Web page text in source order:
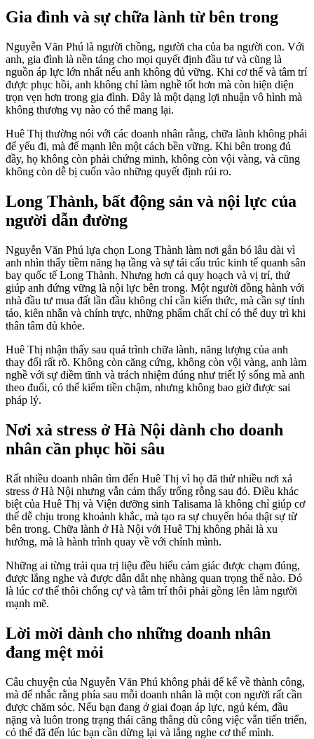
Gia đình và sự chữa lành từ bên trong
Nguyễn Văn Phú là người chồng, người cha của ba người con. Với
anh, gia đình là nền tảng cho mọi quyết định đầu tư và cũng là
nguồn áp lực lớn nhất nếu anh không đủ vững. Khi cơ thể và tâm trí
được phục hồi, anh không chỉ làm nghề tốt hơn mà còn hiện diện
trọn vẹn hơn trong gia đình. Đây là một dạng lợi nhuận vô hình mà
không thương vụ nào có thể mang lại.
Huê Thị thường nói với các doanh nhân rằng, chữa lành không phải
để yếu đi, mà để mạnh lên một cách bền vững. Khi bên trong đủ
đầy, họ không còn phải chứng minh, không còn vội vàng, và cũng
không còn dễ bị cuốn vào những quyết định rủi ro.
Long Thành, bất động sản và nội lực của
người dẫn đường
Nguyễn Văn Phú lựa chọn Long Thành làm nơi gắn bó lâu dài vì
anh nhìn thấy tiềm năng hạ tầng và sự tái cấu trúc kinh tế quanh sân
bay quốc tế Long Thành. Nhưng hơn cả quy hoạch và vị trí, thứ
giúp anh đứng vững là nội lực bên trong. Một người đồng hành với
nhà đầu tư mua đất lần đầu không chỉ cần kiến thức, mà cần sự tỉnh
táo, kiên nhẫn và chính trực, những phẩm chất chỉ có thể duy trì khi
thân tâm đủ khỏe.
Huê Thị nhận thấy sau quá trình chữa lành, năng lượng của anh
thay đổi rất rõ. Không còn căng cứng, không còn vội vàng, anh làm
nghề với sự điềm tĩnh và trách nhiệm đúng như triết lý sống mà anh
theo đuổi, có thể kiếm tiền chậm, nhưng không bao giờ được sai
pháp lý.
Nơi xả stress ở Hà Nội dành cho doanh
nhân cần phục hồi sâu
Rất nhiều doanh nhân tìm đến Huê Thị vì họ đã thử nhiều nơi xả
stress ở Hà Nội nhưng vẫn cảm thấy trống rỗng sau đó. Điều khác
biệt của Huê Thị và Viện dưỡng sinh Talisama là không chỉ giúp cơ
thể dễ chịu trong khoảnh khắc, mà tạo ra sự chuyển hóa thật sự từ
bên trong. Chữa lành ở Hà Nội với Huê Thị không phải là xu
hướng, mà là hành trình quay về với chính mình.
Những ai từng trải qua trị liệu đều hiểu cảm giác được chạm đúng,
được lắng nghe và được dẫn dắt nhẹ nhàng quan trọng thế nào. Đó
là lúc cơ thể thôi chống cự và tâm trí thôi phải gồng lên làm người
mạnh mẽ.
Lời mời dành cho những doanh nhân
đang mệt mỏi
Câu chuyện của Nguyễn Văn Phú không phải để kể về thành công,
mà để nhắc rằng phía sau mỗi doanh nhân là một con người rất cần
được chăm sóc. Nếu bạn đang ở giai đoạn áp lực, ngủ kém, đầu
nặng và luôn trong trạng thái căng thẳng dù công việc vẫn tiến triển,
có thể đã đến lúc bạn cần dừng lại và lắng nghe cơ thể mình.